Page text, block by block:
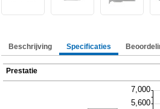
Beschrijving Specificaties
Prestatie